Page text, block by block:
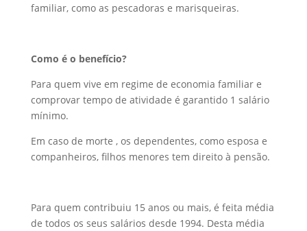
familiar, como as pescadoras e marisqueiras.
Como é o benefício?
Para quem vive em regime de economia familiar e
comprovar tempo de atividade é garantido 1 salário
mínimo.
Em caso de morte , os dependentes, como esposa e
companheiros, filhos menores tem direito à pensão.
Para quem contribuiu 15 anos ou mais, é feita média
de todos os seus salários desde 1994. Desta média